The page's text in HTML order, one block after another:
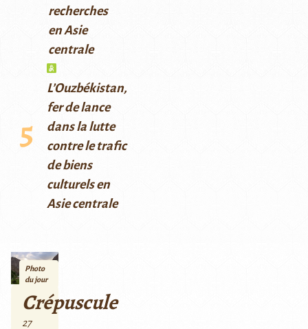
recherches
en Asie
centrale
L’Ouzbékistan,
fer de lance
dans la lutte
contre le trafic
de biens
culturels en
Asie centrale
Photo
du jour
Crépuscule
27